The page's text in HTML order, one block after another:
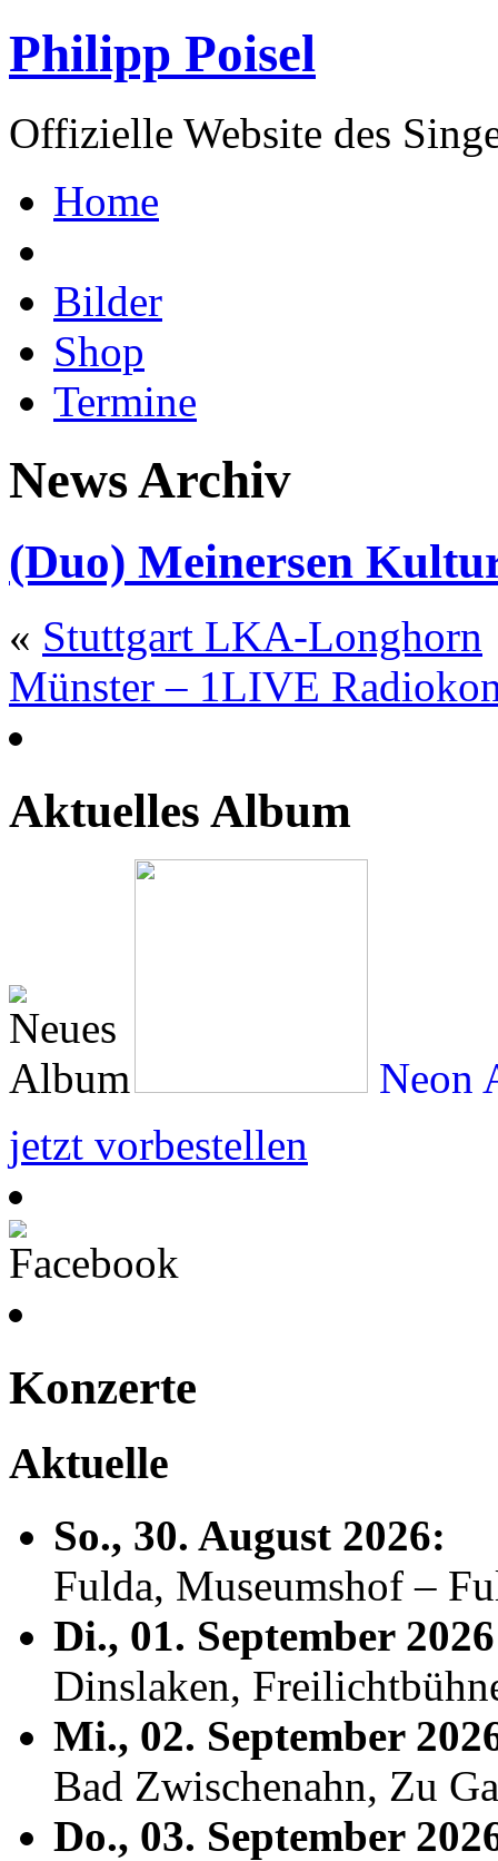
Philipp Poisel
Offizielle Website des
Home
Bilder
Shop
Termine
News Archiv
(Duo) Meinersen
« Stuttgart LKA-Longhorn
Münster – 1LIVE
Aktuelles Album
Neon
jetzt vorbestellen
Konzerte
Aktuelle
So., 30. August 2026:
Fulda, Museumshof –
Di., 01. September
Dinslaken,
Mi., 02. September
Bad Zwischenahn, Zu
Do., 03. September